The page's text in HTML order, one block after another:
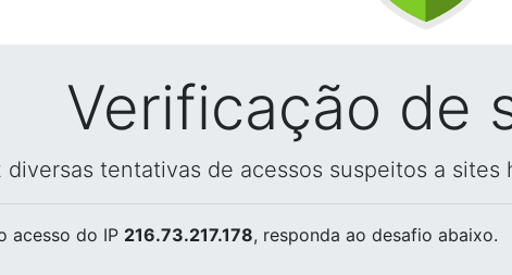
Verificação de
diversas tentativas de acessos suspeitos a sites
acesso do IP 216.73.217.178, responda ao desafio abaixo.